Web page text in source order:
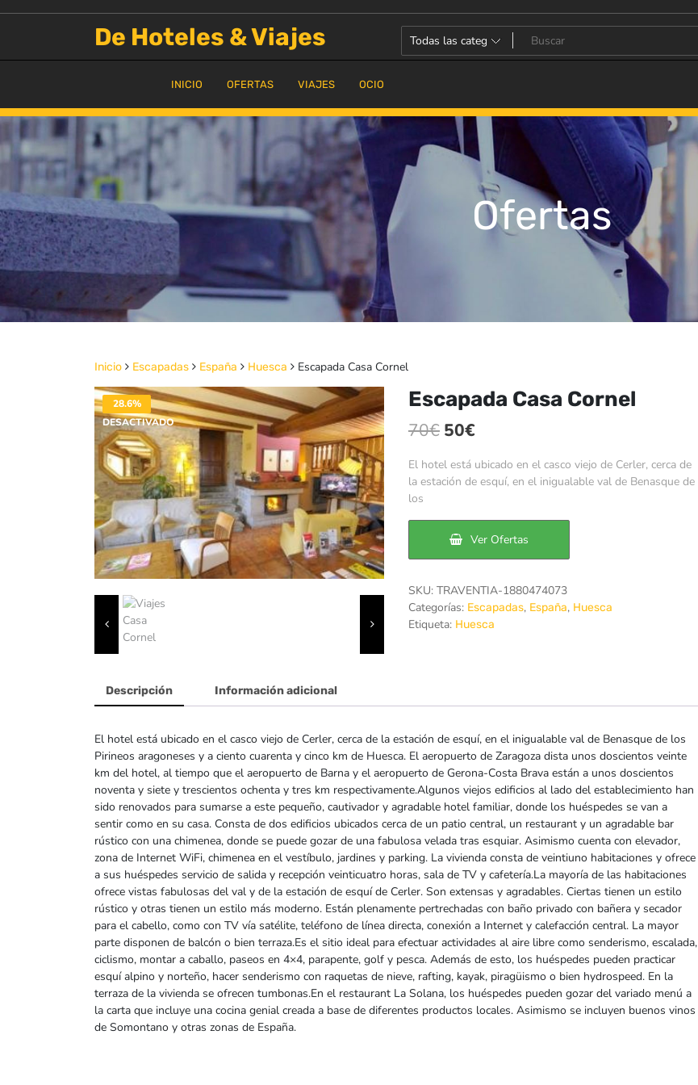
De Hoteles & Viajes
INICIO OFERTAS VIAJES OCIO
Ofertas
Inicio Escapadas España Huesca Escapada Casa Cornel
28.6%
DESACTIVADO
Escapada Casa Cornel
70€ El
precio
original
70€.
50€El
precio
actual
50€.
El hotel está ubicado en el casco viejo de Cerler, cerca de
la estación de esquí, en el inigualable val de Benasque de
los
Ver Ofertas
SKU: TRAVENTIA-1880474073
Categorías: Escapadas, España, Huesca
Etiqueta: Huesca
Descripción Información adicional
El hotel está ubicado en el casco viejo de Cerler, cerca de la estación de esquí, en el inigualable val de Benasque de los
Pirineos aragoneses y a ciento cuarenta y cinco km de Huesca. El aeropuerto de Zaragoza dista unos doscientos veinte
km del hotel, al tiempo que el aeropuerto de Barna y el aeropuerto de Gerona-Costa Brava están a unos doscientos
noventa y siete y trescientos ochenta y tres km respectivamente.Algunos viejos edificios al lado del establecimiento han
sido renovados para sumarse a este pequeño, cautivador y agradable hotel familiar, donde los huéspedes se van a
sentir como en su casa. Consta de dos edificios ubicados cerca de un patio central, un restaurant y un agradable bar
rústico con una chimenea, donde se puede gozar de una fabulosa velada tras esquiar. Asimismo cuenta con elevador,
zona de Internet WiFi, chimenea en el vestíbulo, jardines y parking. La vivienda consta de veintiuno habitaciones y ofrece
a sus huéspedes servicio de salida y recepción veinticuatro horas, sala de TV y cafetería.La mayoría de las habitaciones
ofrece vistas fabulosas del val y de la estación de esquí de Cerler. Son extensas y agradables. Ciertas tienen un estilo
rústico y otras tienen un estilo más moderno. Están plenamente pertrechadas con baño privado con bañera y secador
para el cabello, como con TV vía satélite, teléfono de línea directa, conexión a Internet y calefacción central. La mayor
parte disponen de balcón o bien terraza.Es el sitio ideal para efectuar actividades al aire libre como senderismo, escalada,
ciclismo, montar a caballo, paseos en 4×4, parapente, golf y pesca. Además de esto, los huéspedes pueden practicar
esquí alpino y norteño, hacer senderismo con raquetas de nieve, rafting, kayak, piragüismo o bien hydrospeed. En la
terraza de la vivienda se ofrecen tumbonas.En el restaurant La Solana, los huéspedes pueden gozar del variado menú a
la carta que incluye una cocina genial creada a base de diferentes productos locales. Asimismo se incluyen buenos vinos
de Somontano y otras zonas de España.